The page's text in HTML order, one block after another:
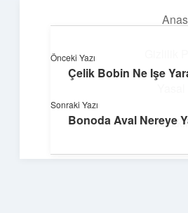
Teknoloji ve
Dijital dünyada keyifli bir
Önceki Yazı
Çelik Bobin Ne Işe
Sonraki Yazı
Bonoda Aval Nereye